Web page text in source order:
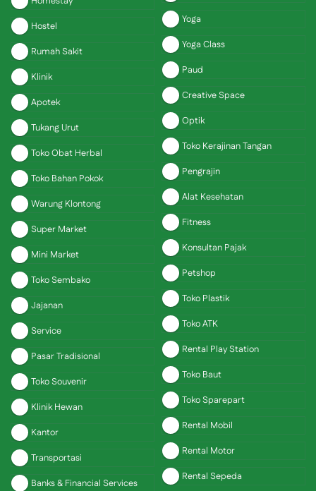
Hostel
Rumah Sakit
Klinik
Apotek
Tukang Urut
Toko Obat Herbal
Toko Bahan Pokok
Warung Klontong
Super Market
Mini Market
Toko Sembako
Jajanan
Service
Pasar Tradisional
Toko Souvenir
Klinik Hewan
Kantor
Transportasi
Banks & Financial Services
Yoga
Yoga Class
Paud
Creative Space
Optik
Toko Kerajinan Tangan
Pengrajin
Alat Kesehatan
Fitness
Konsultan Pajak
Petshop
Toko Plastik
Toko ATK
Rental Play Station
Toko Baut
Toko Sparepart
Rental Mobil
Rental Motor
Rental Sepeda